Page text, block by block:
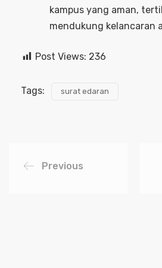
kampus yang aman,
mendukung kelancaran
Post Views: 236
Tags: surat edaran
Previous